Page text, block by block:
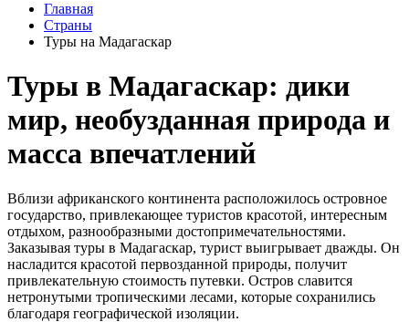
Главная
Страны
Туры на Мадагаскар
Туры в Мадагаскар: дики
мир, необузданная природа и
масса впечатлений
Вблизи африканского континента расположилось островное
государство, привлекающее туристов красотой, интересным
отдыхом, разнообразными достопримечательностями.
Заказывая туры в Мадагаскар, турист выигрывает дважды. Он
насладится красотой первозданной природы, получит
привлекательную стоимость путевки. Остров славится
нетронутыми тропическими лесами, которые сохранились
благодаря географической изоляции.